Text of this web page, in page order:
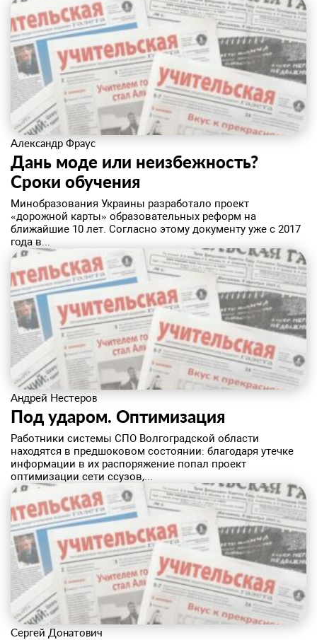
Александр Фраус
Дань моде или неизбежность? ​
Сроки обучения
Минобразования Украины разработало проект
«дорожной карты» образовательных реформ на
ближайшие 10 лет. Согласно этому документу уже с 2017
года в...
Андрей Нестеров
Под ударом. Оптимизация
Работники системы СПО Волгоградской области
находятся в предшоковом состоянии: благодаря утечке
информации в их распоряжение попал проект
оптимизации сети ссузов,...
Сергей Донатович